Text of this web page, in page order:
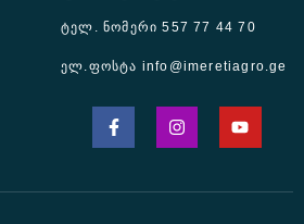
ტელ. ნომერი 557 77 44 70
ელ.ფოსტა info@imeretiagro.ge